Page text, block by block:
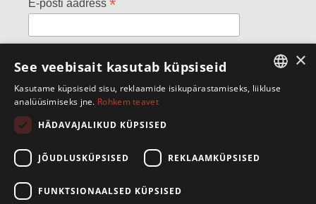
E-posti aadress *
Telliskivi 60/A3, 10412 Tallinn
info@speaksmart.ee
×
See veebisait kasutab küpsiseid
Kasutame küpsiseid sisu, reklaamide isikupärastamiseks, liikluse
analüüsimiseks jne. Rohkem teavet
HÄDAVAJALIKUD KÜPSISED
JÕUDLUSKÜPSISED REKLAAMKÜPSISED
FUNKTSIONAALSED KÜPSISED